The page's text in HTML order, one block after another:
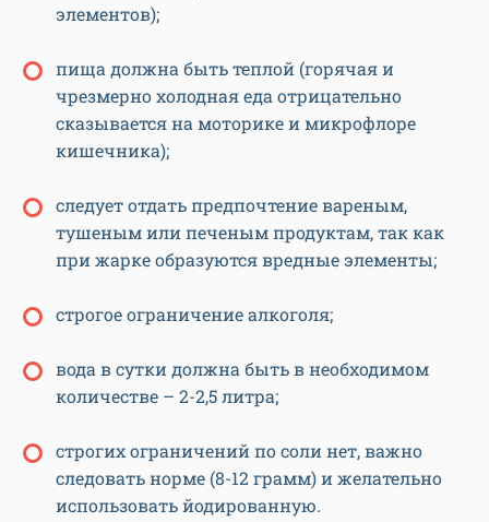
элементов);
пища должна быть теплой (горячая и
чрезмерно холодная еда отрицательно
сказывается на моторике и микрофлоре
кишечника);
следует отдать предпочтение вареным,
тушеным или печеным продуктам, так как
при жарке образуются вредные элементы;
строгое ограничение алкоголя;
вода в сутки должна быть в необходимом
количестве – 2-2,5 литра;
строгих ограничений по соли нет, важно
следовать норме (8-12 грамм) и желательно
использовать йодированную.